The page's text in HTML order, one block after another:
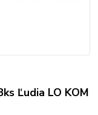
Ľudia LO KOM